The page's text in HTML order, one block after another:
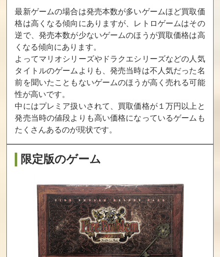
買取価格
10,920
トマン
買取価格
10,650
ォース
買取価格
10,500
バナナン王子の
大冒険
買取価格
10,000
魔法のプリンセ
ス ミンキーモモ
買取価格
10,000
闘魂倶楽部
買取価格
10,000
ース
買取価格
10,000
E
買取価格
10,000
買取価格
10,000
ヒットラーの復
ロックマン2
Dr.ワイリーの謎
ダイハード
最新ゲームの場合は発売本数が多いゲームほど買取価
格は高くなる傾向にありますが、レトロゲームはその
逆で、発売本数が少ないゲームのほうが買取価格は高
くなる傾向にあります。
よってマリオシリーズやドラクエシリーズなどの人気
タイトルのゲームよりも、発売当時は不人気だった名
前を聞いたこともないゲームのほうが高く売れる可能
性が高いです。
中にはプレミア扱いされて、買取価格が１万円以上と
発売当時の値段よりも高い価格になっているゲームも
たくさんあるのが現状です。
限定版のゲーム